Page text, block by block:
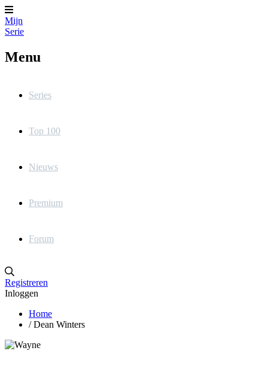
Mijn
Serie
Menu
Series
Top 100
Nieuws
Premium
Forum
Registreren
Inloggen
Home
/ Dean Winters